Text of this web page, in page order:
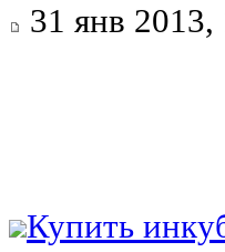
31 янв 2013,
Купить